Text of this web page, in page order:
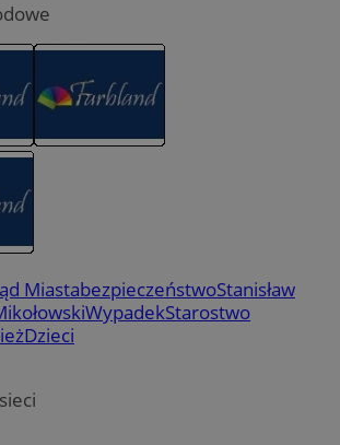
MiastabezpieczeństwoStanisław
WypadekStarostwo
Dzieci